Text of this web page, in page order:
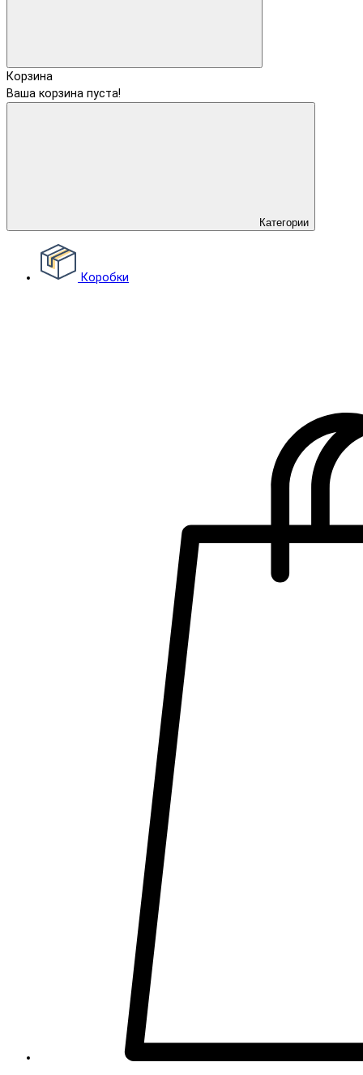
Корзина
Ваша корзина пуста!
Категории
Коробки